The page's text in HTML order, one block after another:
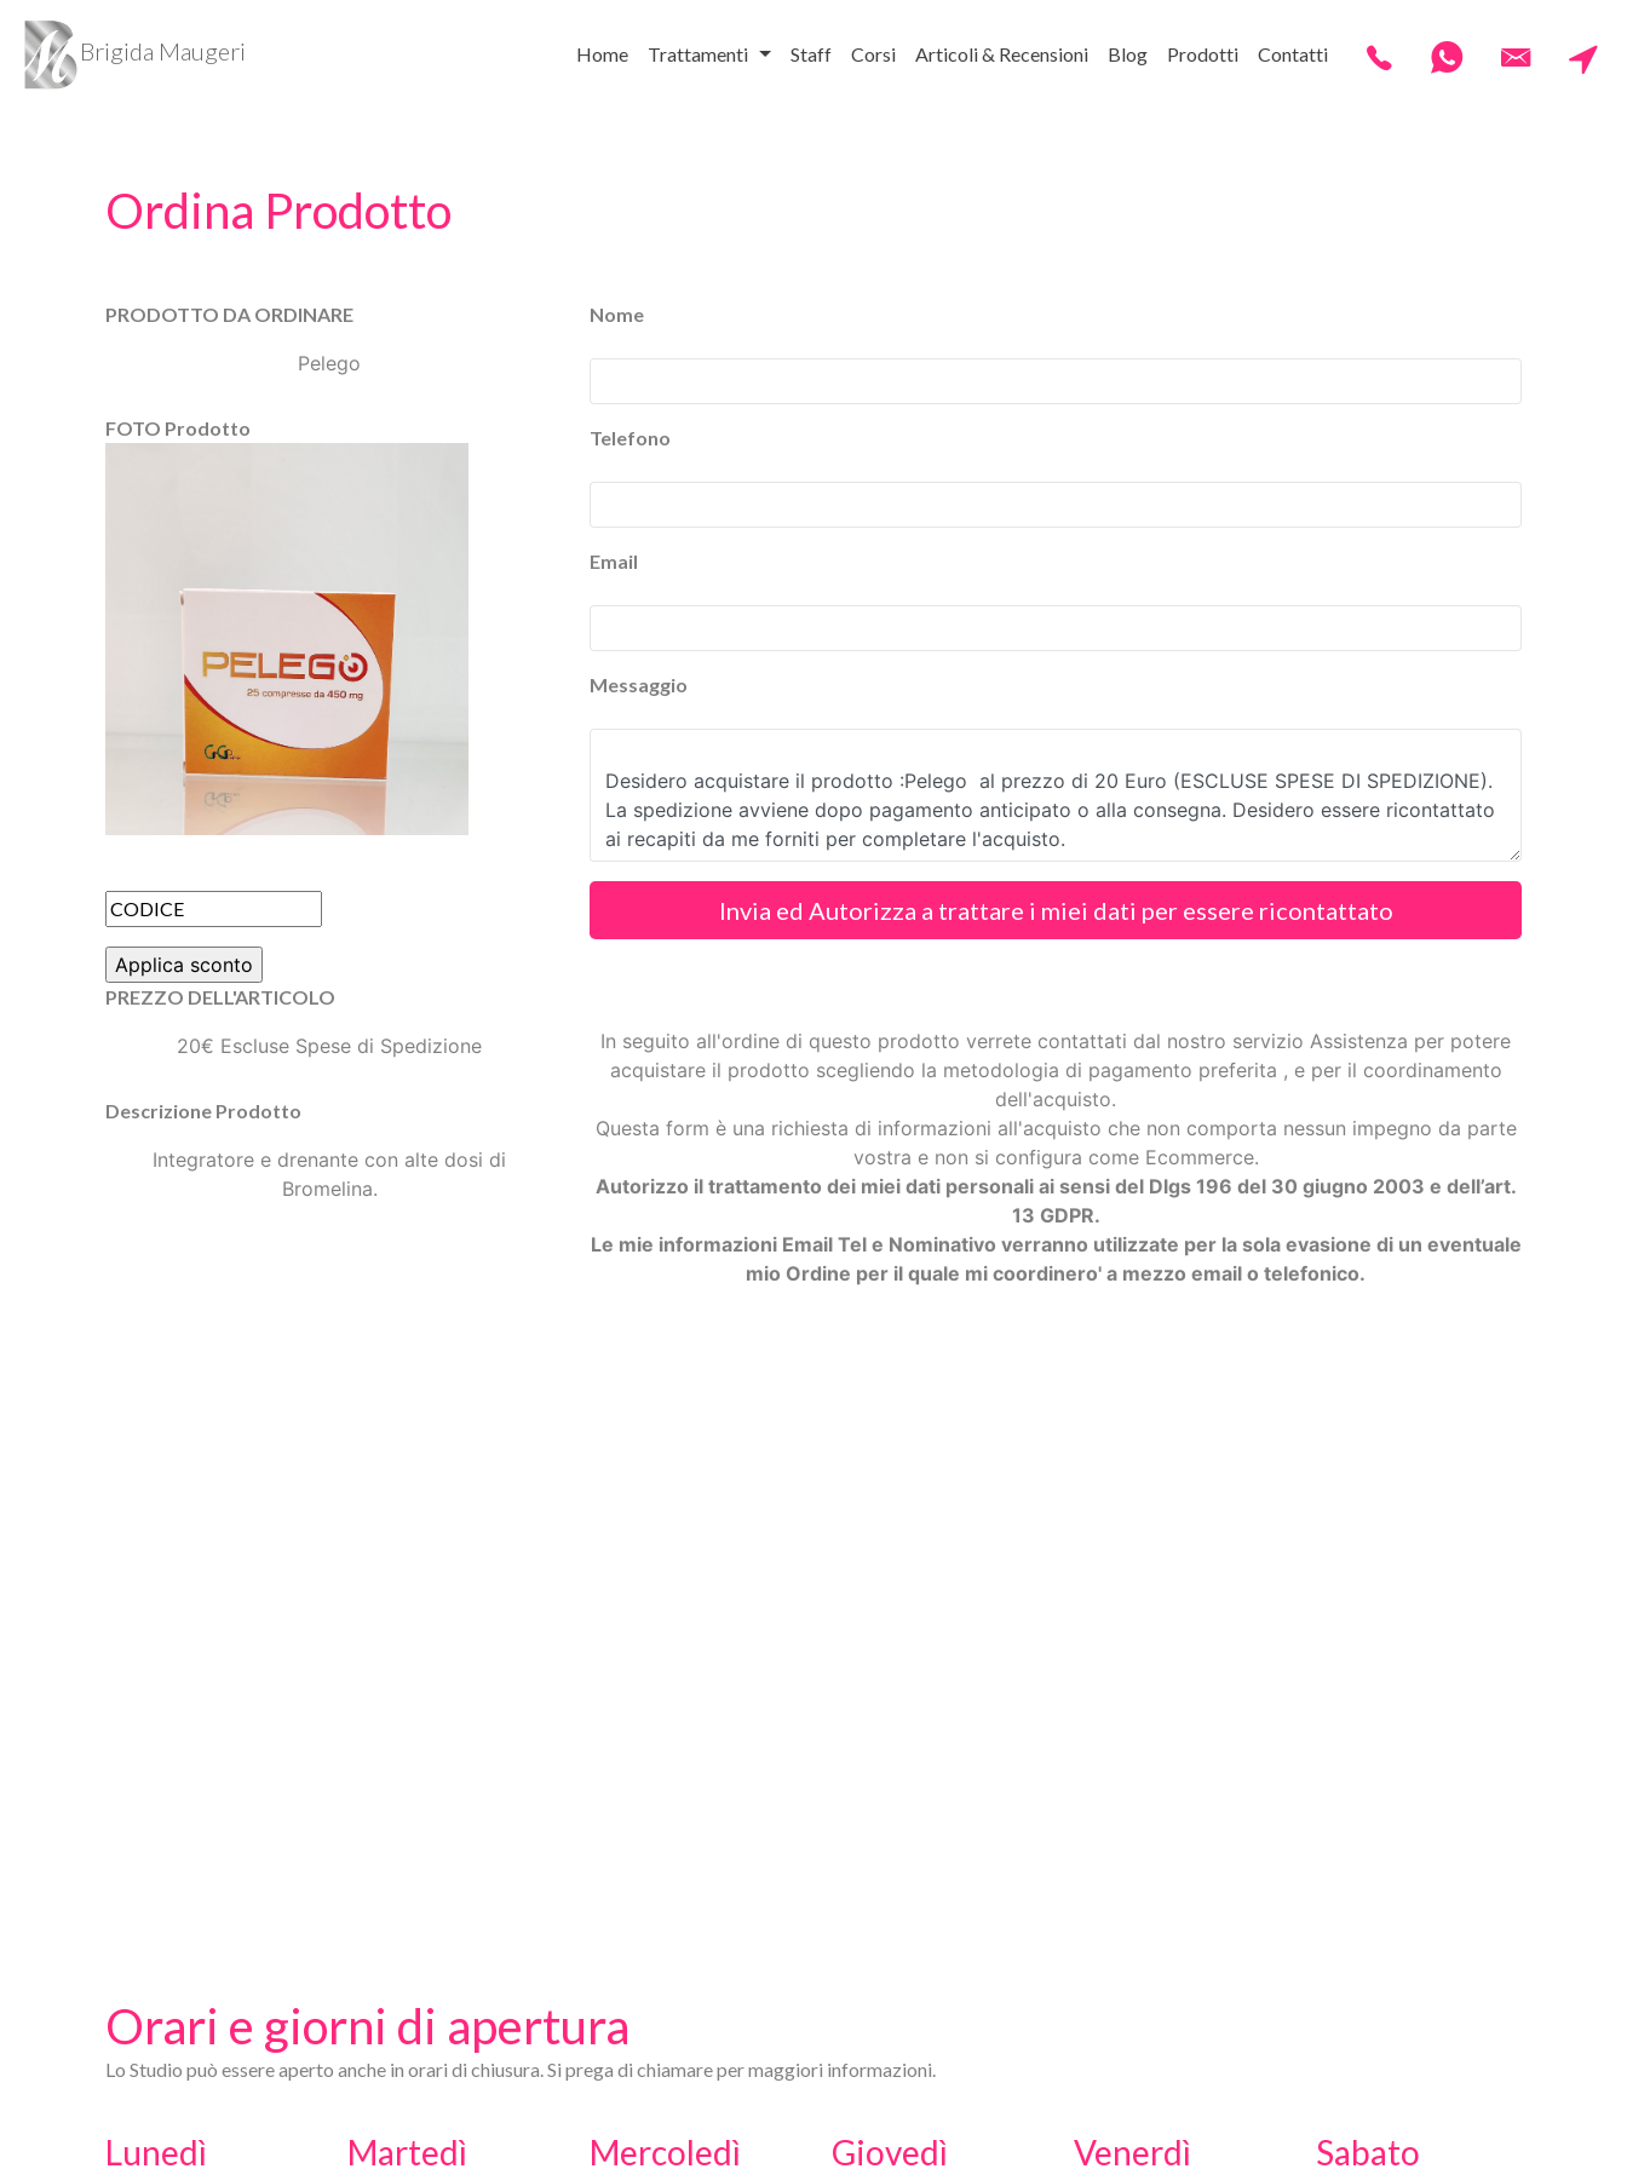
Brigida Maugeri Home Trattamenti Staff Corsi Articoli & Recensioni Blog Prodotti Contatti
Ordina Prodotto
PRODOTTO DA ORDINARE
Pelego
FOTO Prodotto
PREZZO DELL'ARTICOLO
20€ Escluse Spese di Spedizione
Descrizione Prodotto
Integratore e drenante con alte dosi di
Bromelina.
Nome
Telefono
Email
Messaggio
Invia ed Autorizza a trattare i miei dati per essere ricontattato
In seguito all'ordine di questo prodotto verrete contattati dal nostro servizio Assistenza per potere
acquistare il prodotto scegliendo la metodologia di pagamento preferita , e per il coordinamento
dell'acquisto.
Questa form è una richiesta di informazioni all'acquisto che non comporta nessun impegno da parte
vostra e non si configura come Ecommerce.
Autorizzo il trattamento dei miei dati personali ai sensi del Dlgs 196 del 30 giugno 2003 e dell’art.
13 GDPR.
Le mie informazioni Email Tel e Nominativo verranno utilizzate per la sola evasione di un eventuale
mio Ordine per il quale mi coordinero' a mezzo email o telefonico.
Orari e giorni di apertura
Lo Studio può essere aperto anche in orari di chiusura. Si prega di chiamare per maggiori informazioni.
Lunedì Martedì Mercoledì Giovedì Venerdì Sabato